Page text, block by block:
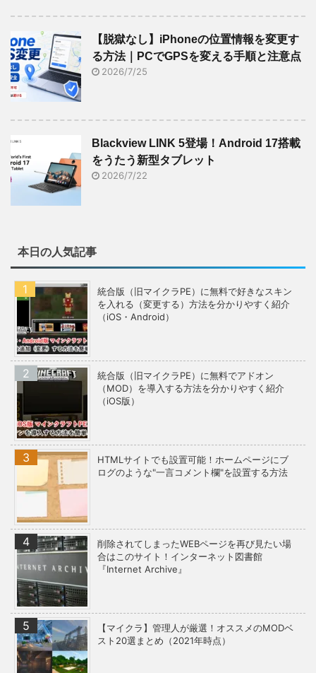
【脱獄なし】iPhoneの位置情報を変更す
る方法｜PCでGPSを変える手順と注意点
2026/7/25
Blackview LINK 5登場！Android 17搭載
をうたう新型タブレット
2026/7/22
本日の人気記事
統合版（旧マイクラPE）に無料で好きなスキン
を入れる（変更する）方法を分かりやすく紹介
（iOS・Android）
統合版（旧マイクラPE）に無料でアドオン
（MOD）を導入する方法を分かりやすく紹介
（iOS版）
HTMLサイトでも設置可能！ホームページにブ
ログのような"一言コメント欄"を設置する方法
削除されてしまったWEBページを再び見たい場
合はこのサイト！インターネット図書館
『Internet Archive』
【マイクラ】管理人が厳選！オススメのMODベ
スト20選まとめ（2021年時点）